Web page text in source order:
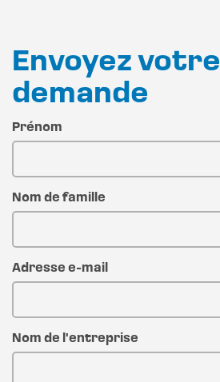
Envoyez votre
demande
Prénom
Nom de famille
Adresse e-mail
Nom de l'entreprise